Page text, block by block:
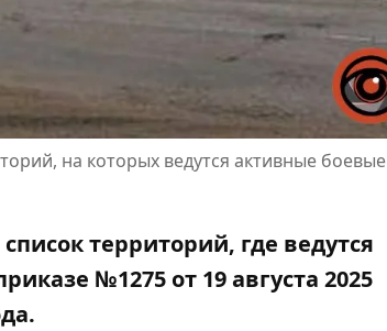
на которых ведутся активные боевые
территорий, где ведутся
№1275 от 19 августа 2025